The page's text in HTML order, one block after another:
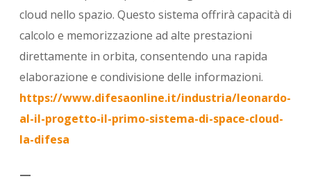
cloud nello spazio. Questo sistema offrirà capacità di
calcolo e memorizzazione ad alte prestazioni
direttamente in orbita, consentendo una rapida
elaborazione e condivisione delle informazioni.
https://www.difesaonline.it/industria/leonardo-
al-il-progetto-il-primo-sistema-di-space-cloud-
la-difesa
—